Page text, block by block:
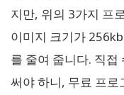
지만, 위의 3가지 프
이미지 크기가
를 줄여 줍니다. 직접
써야 하니, 무료 프